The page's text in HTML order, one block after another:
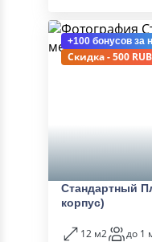
+100 бонусов за
Скидка - 500 RUB
Стандартный
корпус)
12 м2
до 1